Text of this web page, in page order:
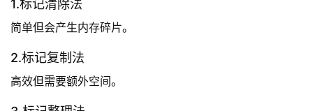
1.标记清除法
简单但会产生内存碎片。
2.标记复制法
高效但需要额外空间。